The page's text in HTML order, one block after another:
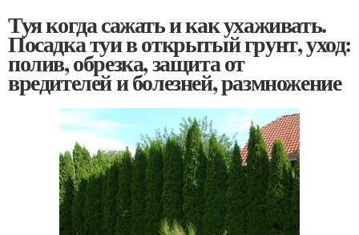
Туя когда сажать и как ухаживать.
Посадка туи в открытый грунт, уход:
полив, обрезка, защита от
вредителей и болезней, размножение